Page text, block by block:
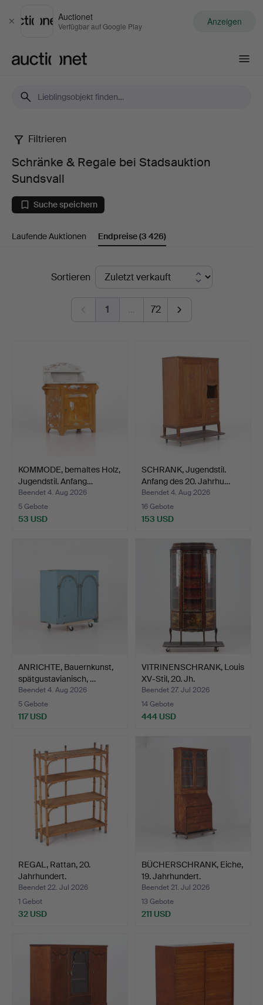
Schließen
Auctionet
Verfügbar auf Google Play Anzeigen
Schränke
Regale
bei
Sundsvall
Filtrieren
Schränke & Regale bei Stadsauktion
Sundsvall
Suche speichern
Laufende Auktionen Endpreise(3 426)
EndpreiseSortieren
1 … 72
KOMMODE, bemaltes Holz,
Jugendstil. Anfang…
Beendet 4. Aug 2026
5 Gebote
53 USD
SCHRANK, Jugendstil.
Anfang des 20. Jahrhu…
Beendet 4. Aug 2026
16 Gebote
153 USD
ANRICHTE, Bauernkunst,
spätgustavianisch, …
Beendet 4. Aug 2026
5 Gebote
117 USD
VITRINENSCHRANK, Louis
XV-Stil, 20. Jh.
Beendet 27. Jul 2026
14 Gebote
444 USD
REGAL, Rattan, 20.
Jahrhundert.
Beendet 22. Jul 2026
1 Gebot
32 USD
BÜCHERSCHRANK, Eiche,
19. Jahrhundert.
Beendet 21. Jul 2026
13 Gebote
211 USD